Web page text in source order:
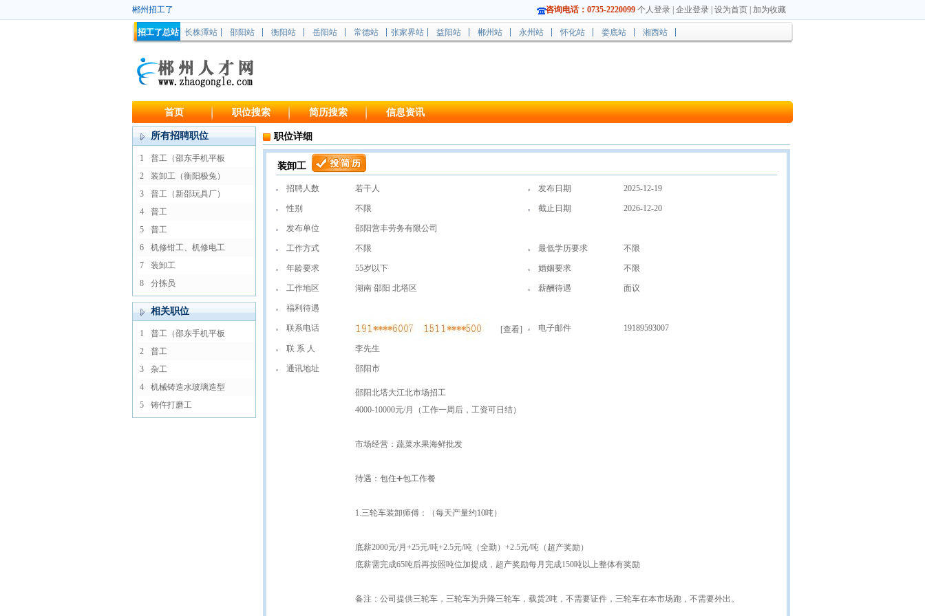
郴州招工了 咨询电话：0735-2220099 个人登录 企业登录 设为首页 加为收藏
招工了总站 长株潭站 邵阳站 衡阳站 岳阳站 常德站 张家界站 益阳站 郴州站 永州站 怀化站 娄底站 湘西站
首页 职位搜索 简历搜索 信息资讯
所有招聘职位
1
普工（邵东手机平板
2
装卸工（衡阳极兔）
3
普工（新邵玩具厂）
4
普工
5
普工
6
机修钳工、机修电工
7
装卸工
8
分拣员
相关职位
1
普工（邵东手机平板
2
普工
3
杂工
4
机械铸造水玻璃造型
5
铸仵打磨工
职位详细
装卸工
招聘人数 若干人 发布日期 2025-12-19
性别 不限 截止日期 2026-12-20
发布单位 邵阳营丰劳务有限公司
工作方式 不限 最低学历要求 不限
年龄要求 55岁以下 婚姻要求 不限
工作地区 湖南 邵阳 北塔区 薪酬待遇 面议
福利待遇
联系电话 [查看] 电子邮件 19189593007
联 系 人 李先生
通讯地址 邵阳市
邵阳北塔大江北市场招工
4000-10000元/月（工作一周后，工资可日结）
市场经营：蔬菜水果海鲜批发
待遇：包住➕包工作餐
1.三轮车装卸师傅：（每天产量约10吨）
底薪2000元/月+25元/吨+2.5元/吨（全勤）+2.5元/吨（超产奖励）
底薪需完成65吨后再按照吨位加提成，超产奖励每月完成150吨以上整体有奖励
备注：公司提供三轮车，三轮车为升降三轮车，载货2吨，不需要证件，三轮车在本市场跑，不需要外出。